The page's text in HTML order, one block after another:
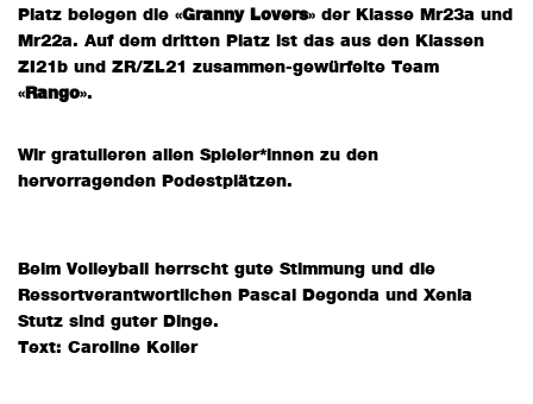
Platz belegen die «Granny Lovers» der Klasse Mr23a und
Mr22a. Auf dem dritten Platz ist das aus den Klassen
ZI21b und ZR/ZL21 zusammen-gewürfelte Team
«Rango».
Wir gratulieren allen Spieler*innen zu den
hervorragenden Podestplätzen.
Beim Volleyball herrscht gute Stimmung und die
Ressortverantwortlichen Pascal Degonda und Xenia
Stutz sind guter Dinge.
Text: Caroline Koller